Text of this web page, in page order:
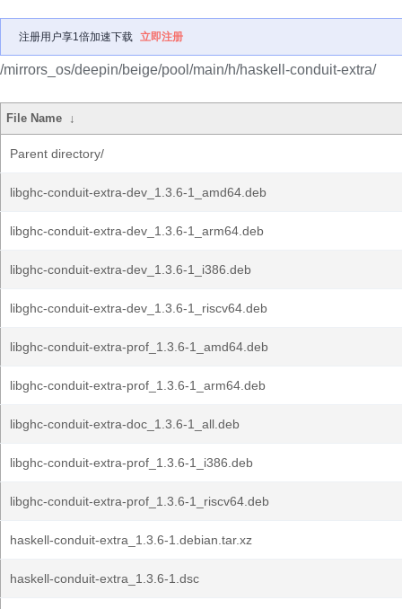
注册用户享1倍加速下载 立即注册
/mirrors_os/deepin/beige/pool/main/h/haskell-conduit-extra/
File Name ↓
Parent directory/
libghc-conduit-extra-dev_1.3.6-1_amd64.deb
libghc-conduit-extra-dev_1.3.6-1_arm64.deb
libghc-conduit-extra-dev_1.3.6-1_i386.deb
libghc-conduit-extra-dev_1.3.6-1_riscv64.deb
libghc-conduit-extra-prof_1.3.6-1_amd64.deb
libghc-conduit-extra-prof_1.3.6-1_arm64.deb
libghc-conduit-extra-doc_1.3.6-1_all.deb
libghc-conduit-extra-prof_1.3.6-1_i386.deb
libghc-conduit-extra-prof_1.3.6-1_riscv64.deb
haskell-conduit-extra_1.3.6-1.debian.tar.xz
haskell-conduit-extra_1.3.6-1.dsc